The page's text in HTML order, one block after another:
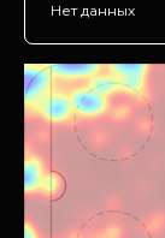
Нет данных